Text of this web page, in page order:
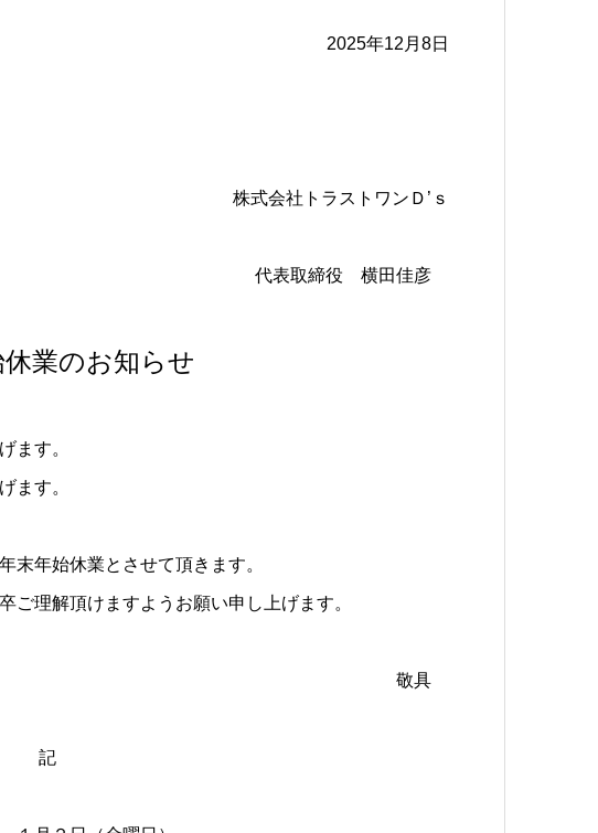
2025年12 月 8日
株式会社トラストワンＤ’ｓ
代表取締役 横田佳彦
業のお知らせ
ます。
ます。
末年始休業とさせて頂きます。
ご理解頂けますようお願い申し上げます。
敬具
記